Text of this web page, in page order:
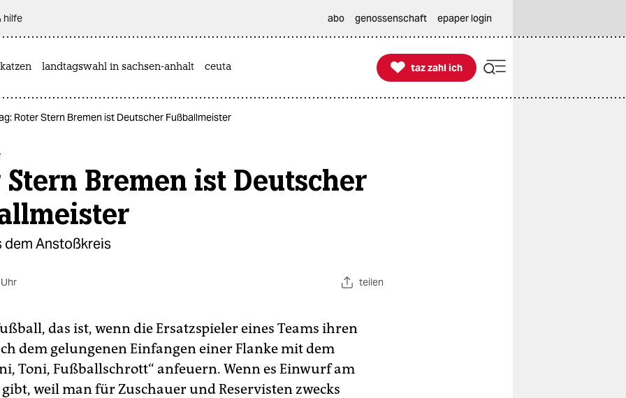
hilfe abo genossenschaft epaper login
katzen landtagswahl in sachsen-anhalt ceuta 
taz zahl ich
taz zahl ich
Roter Stern Bremen ist Deutscher Fußballmeister
Stern Bremen ist Deutscher
dem Anstoßkreis
teilen
das ist, wenn die Ersatzspieler eines Teams ihren
dem gelungenen Einfangen einer Flanke mit dem
Toni, Fußballschrott“ anfeuern. Wenn es Einwurf am
weil man für Zuschauer und Reservisten zwecks